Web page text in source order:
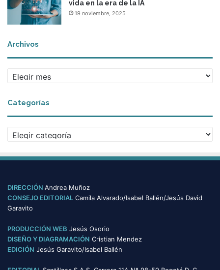
vida en la era de la IA
19 noviembre, 2025
Archivos
r
h
i
Categorías
a
e
o
r
s
DIRECCIÓN Andrea Muñoz
CONSEJO EDITORIAL Camila Alvarado/Isabel Ballén/Jesús David
Garavito
PRODUCCIÓN WEB Jesús Osorio
DISEÑO Y DIAGRAMACIÓN Cristian Mendez
EDICIÓN Jesús Garavito/Isabel Ballén